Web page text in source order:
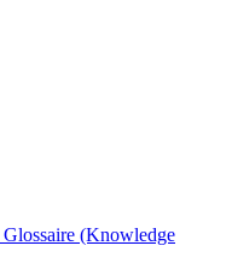
Glossaire (Knowledge